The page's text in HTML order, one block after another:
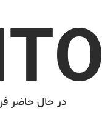
در حال حاضر